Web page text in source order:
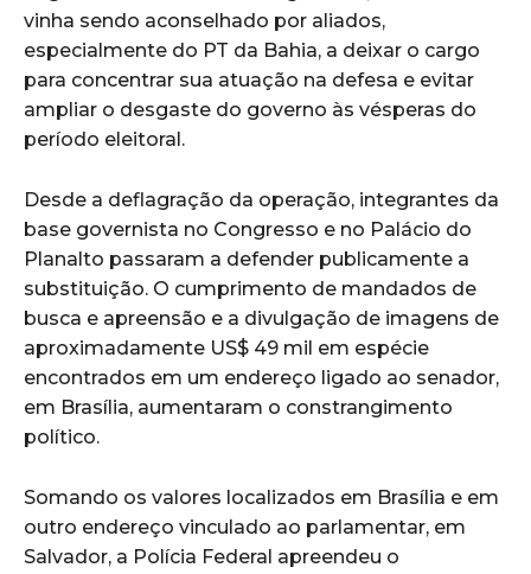
vinha sendo aconselhado por aliados,
especialmente do PT da Bahia, a deixar o cargo
para concentrar sua atuação na defesa e evitar
ampliar o desgaste do governo às vésperas do
período eleitoral.
Desde a deflagração da operação, integrantes da
base governista no Congresso e no Palácio do
Planalto passaram a defender publicamente a
substituição. O cumprimento de mandados de
busca e apreensão e a divulgação de imagens de
aproximadamente US$ 49 mil em espécie
encontrados em um endereço ligado ao senador,
em Brasília, aumentaram o constrangimento
político.
Somando os valores localizados em Brasília e em
outro endereço vinculado ao parlamentar, em
Salvador, a Polícia Federal apreendeu o